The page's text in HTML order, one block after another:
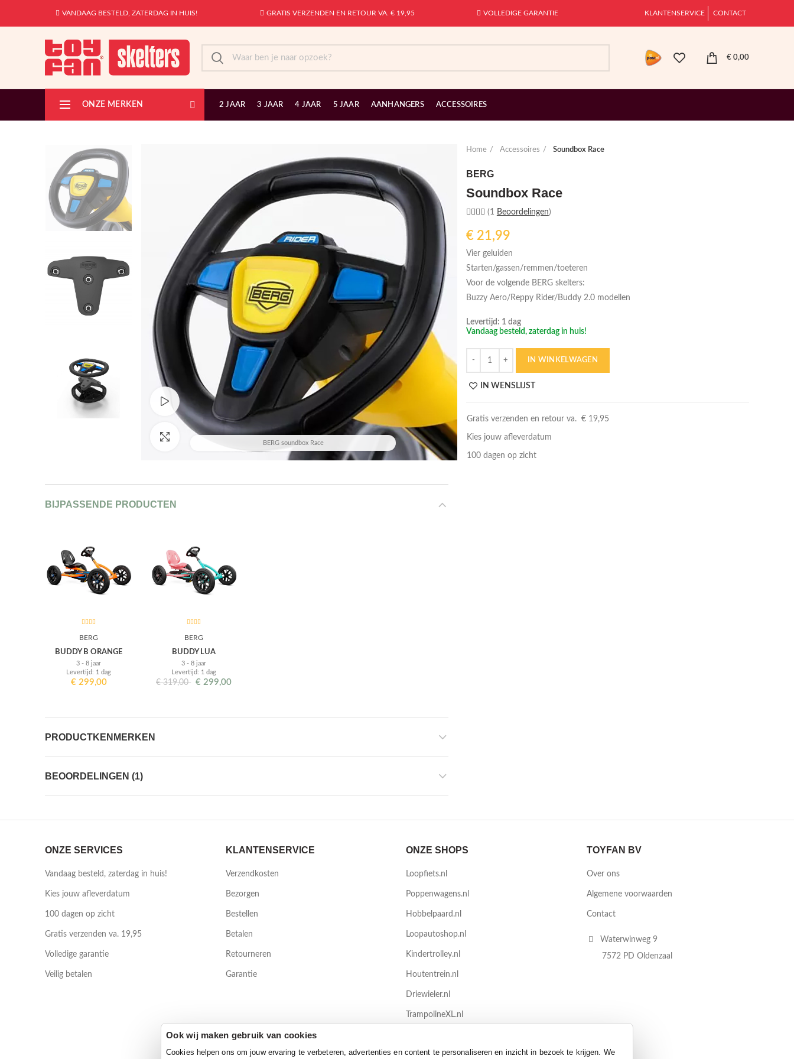
VANDAAG BESTELD, ZATERDAG IN HUIS! GRATIS VERZENDEN EN RETOUR VA. € 19,95 VOLLEDIGE GARANTIE KLANTENSERVICE CONTACT
€ 0,00
ONZE MERKEN 2 JAAR 3 JAAR 4 JAAR 5 JAAR AANHANGERS ACCESSOIRES
BERG soundbox Race
Bekijk productvideo
Afbeelding vergroten
BIJPASSENDE PRODUCTEN
BERG
BUDDY B ORANGE
3 - 8 jaar
Levertijd: 1 dag
€ 299,00
BERG
BUDDY LUA
3 - 8 jaar
Levertijd: 1 dag
€319,00 €299,00
PRODUCTKENMERKEN
BEOORDELINGEN (1)
Home Accessoires Soundbox Race
BERG
Soundbox Race
(1 Beoordelingen)
€ 21,99
Vier geluiden
Starten/gassen/remmen/toeteren
Voor de volgende BERG skelters:
Buzzy Aero/Reppy Rider/Buddy 2.0 modellen
Levertijd: 1 dag
Vandaag besteld, zaterdag in huis!
Hoeveelheid
IN WINKELWAGEN
IN WENSLIJST
Gratis verzenden en retour va. € 19,95
Kies jouw afleverdatum
100 dagen op zicht
ONZE SERVICES
Vandaag besteld, zaterdag in huis!
Kies jouw afleverdatum
100 dagen op zicht
Gratis verzenden va. 19,95
Volledige garantie
Veilig betalen
KLANTENSERVICE
Verzendkosten
Bezorgen
Bestellen
Betalen
Retourneren
Garantie
ONZE SHOPS
Loopfiets.nl
Poppenwagens.nl
Hobbelpaard.nl
Loopautoshop.nl
Kindertrolley.nl
Houtentrein.nl
Driewieler.nl
TrampolineXL.nl
TOYFAN BV
Over ons
Algemene voorwaarden
Contact
Waterwinweg 9
7572 PD Oldenzaal
Ook wij maken gebruik van cookies
Cookies helpen ons om jouw ervaring te verbeteren, advertenties en content te personaliseren en inzicht in bezoek te krijgen. We